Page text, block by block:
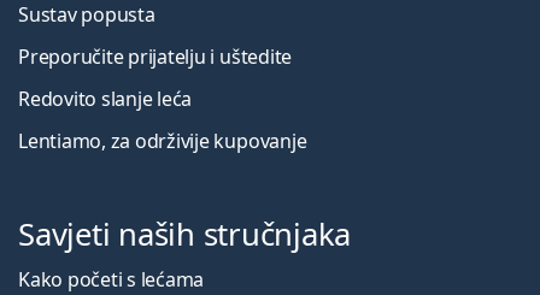
Sustav popusta
Preporučite prijatelju i uštedite
Redovito slanje leća
Lentiamo, za održivije kupovanje
Savjeti naših stručnjaka
Kako početi s lećama